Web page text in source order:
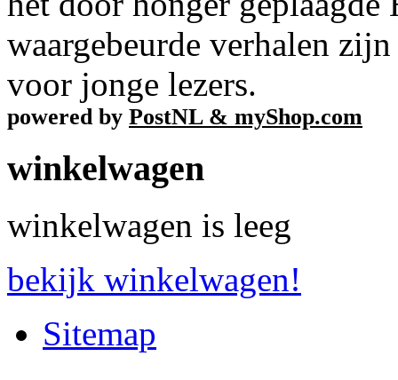
waargebeurde verhalen
voor jonge lezers.
powered by PostNL & myShop.com
winkelwagen
winkelwagen is leeg
bekijk winkelwagen!
Sitemap